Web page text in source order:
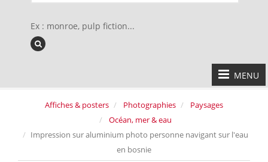
Ex : monroe, pulp fiction...
MENU
Affiches & posters Photographies
Paysages
Océan, mer & eau
Impression sur aluminium photo personne navigant sur l'eau
en bosnie